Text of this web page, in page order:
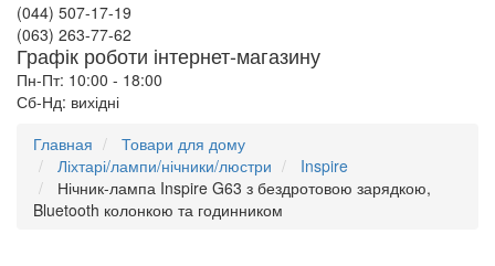
(044) 507-17-19
(063) 263-77-62
Графік роботи інтернет-магазину
Пн-Пт: 10:00 - 18:00
Сб-Нд: вихідні
Главная
Товари для дому
Ліхтарі/лампи/нічники/люстри
Inspire
Нічник-лампа Inspire G63 з бездротовою зарядкою,
Bluetooth колонкою та годинником